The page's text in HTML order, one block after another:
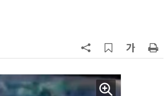
의자 틈에 목이 낀 순간
인 인플루언서 체포… 7대 연쇄추돌
후 도망가